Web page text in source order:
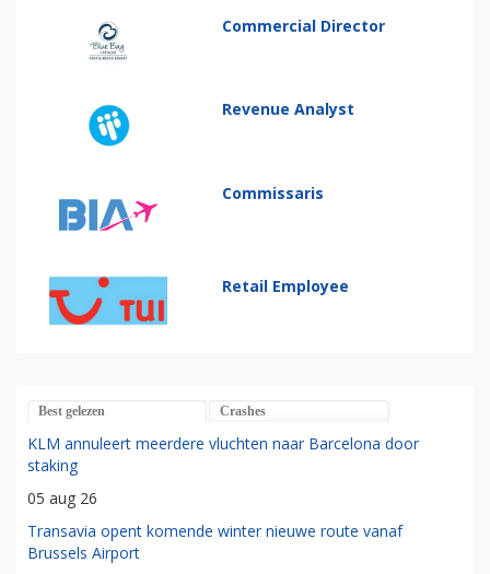
Commercial Director
Revenue Analyst
Commissaris
Retail Employee
Best gelezen Crashes
KLM annuleert meerdere vluchten naar Barcelona door
staking
05 aug 26
Transavia opent komende winter nieuwe route vanaf
Brussels Airport